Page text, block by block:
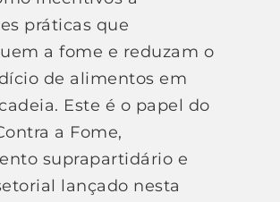
práticas que
a fome e reduzam o
de alimentos em
Este é o papel do
a Fome,
suprapartidário e
lançado nesta